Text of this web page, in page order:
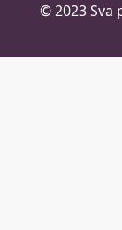
© 2023 Sva